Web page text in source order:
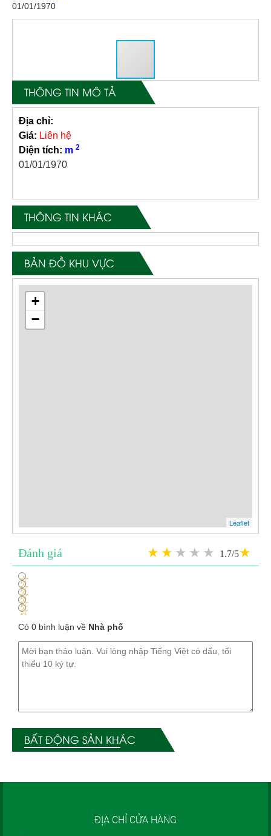
01/01/1970
THÔNG TIN MÔ TẢ
Địa chỉ:
Giá: Liên hệ
Diện tích: m 2
01/01/1970
THÔNG TIN KHÁC
BẢN ĐỒ KHU VỰC
+
−
Leaflet
Đánh giá 1.7/5
1
2
3
4
5
Có 0 bình luận về Nhà phố
BẤT ĐỘNG SẢN KHÁC
ĐỊA CHỈ CỬA HÀNG